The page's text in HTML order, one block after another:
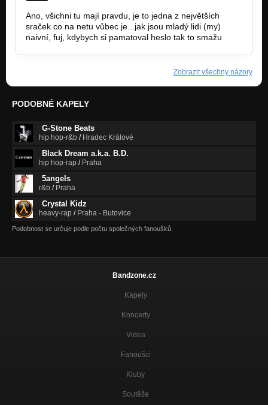
Ano, všichni tu mají pravdu, je to jedna z největších
sraček co na netu vůbec je...jak jsou mladý lidi (my)
naivní, fuj, kdybych si pamatoval heslo tak to smažu
Zobrazit všechny názory
PODOBNÉ KAPELY
G-Stone Beats
hip hop-r&b / Hradec Králové
Black Dream a.k.a. B.D.
hip hop-rap / Praha
5angels
r&b / Praha
Crystal Kidz
heavy-rap / Praha - Butovice
Podobnost se určuje podle počtu společných fanoušků.
Bandzone.cz
Kapely
Koncerty
Videa
Fanoušci
Kluby
Soutěže